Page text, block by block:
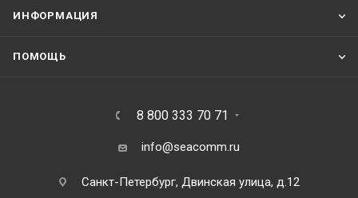
ИНФОРМАЦИЯ
ПОМОЩЬ
8 800 333 70 71
info@seacomm.ru
Санкт-Петербург, Двинская улица, д.12